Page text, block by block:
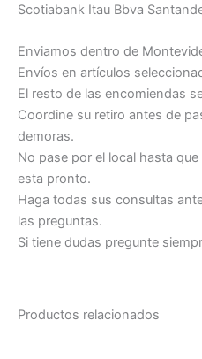
Scotiabank Itau Bbva
Enviamos dentro de
Envíos en artículos
El resto de las encomiendas
Coordine su retiro antes de
demoras.
No pase por el local hasta
esta pronto.
Haga todas sus consultas
las preguntas.
Si tiene dudas pregunte
Productos relacionados